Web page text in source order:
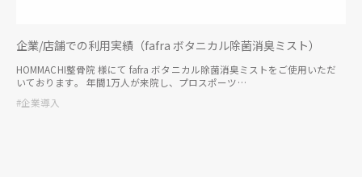
企業/店舗での利用実績（fafra ボタニカル除菌消臭ミスト）
HOMMACHI整骨院 様にて fafra ボタニカル除菌消臭ミストをご使用いただ
いております。 年間1万人が来院し、プロスポーツ…
#企業導入